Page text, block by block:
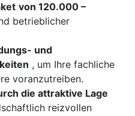
von 120.000 –
betrieblicher
und
, um Ihre fachliche
voranzutreiben.
die attraktive Lage
reizvollen